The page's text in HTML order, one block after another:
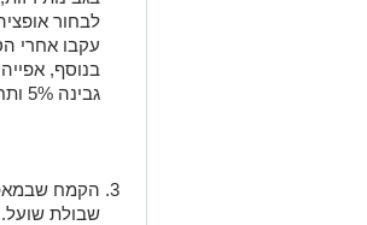
לבחור
עקבו אחרי
בנוסף,
גבינה 5% ותחסכו קלוריות רבות!
הקמח
שבולת שועל.